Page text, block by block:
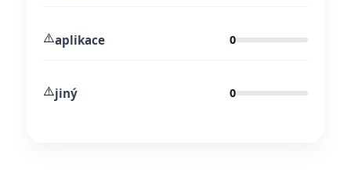
⚠️aplikace 0
⚠️jiný 0